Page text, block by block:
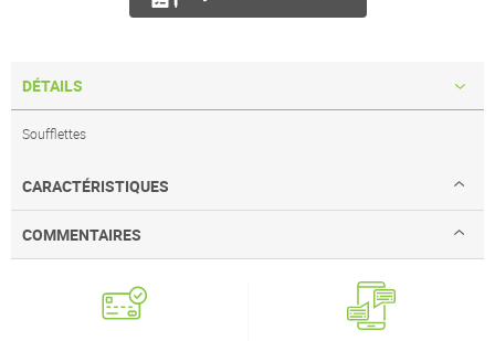
DÉTAILS
Soufflettes
CARACTÉRISTIQUES
COMMENTAIRES